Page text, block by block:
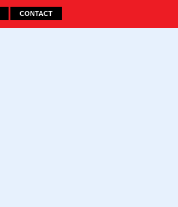
CONTACT